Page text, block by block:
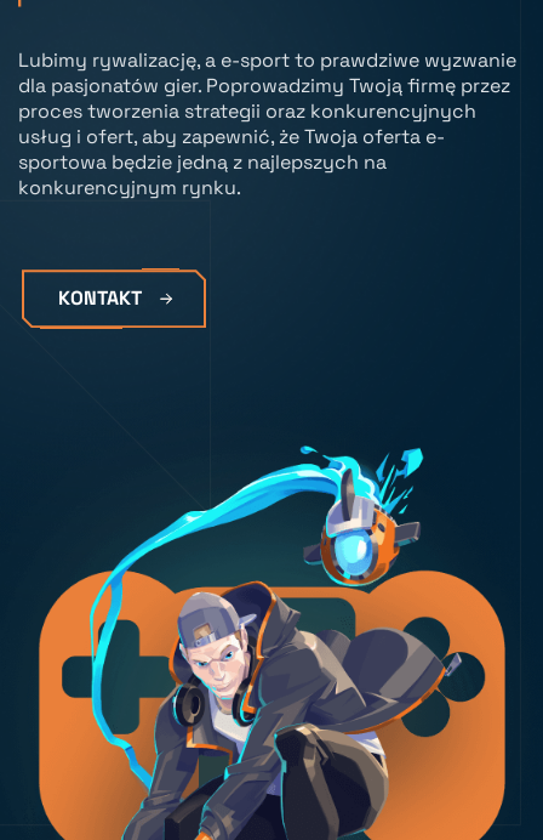
Lubimy rywalizację, a e-sport to prawdziwe wyzwanie
dla pasjonatów gier. Poprowadzimy Twoją firmę przez
proces tworzenia strategii oraz konkurencyjnych
usług i ofert, aby zapewnić, że Twoja oferta e-
sportowa będzie jedną z najlepszych na
konkurencyjnym rynku.
KONTAKT